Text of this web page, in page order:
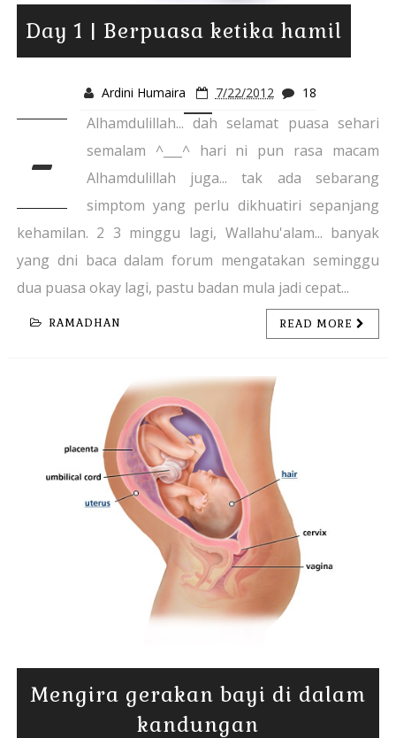
Day 1 | Berpuasa ketika hamil
Ardini Humaira 7/22/2012 18
-
Alhamdulillah... dah selamat puasa sehari
semalam ^___^ hari ni pun rasa macam
Alhamdulillah juga... tak ada sebarang
simptom yang perlu dikhuatiri sepanjang
kehamilan. 2 3 minggu lagi, Wallahu'alam... banyak
yang dni baca dalam forum mengatakan seminggu
dua puasa okay lagi, pastu badan mula jadi cepat...
RAMADHAN READ MORE
Mengira gerakan bayi di dalam
kandungan